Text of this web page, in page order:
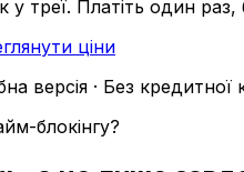
у треї. Платіть один раз,
ціни
версія · Без кредитної
блокінгу?